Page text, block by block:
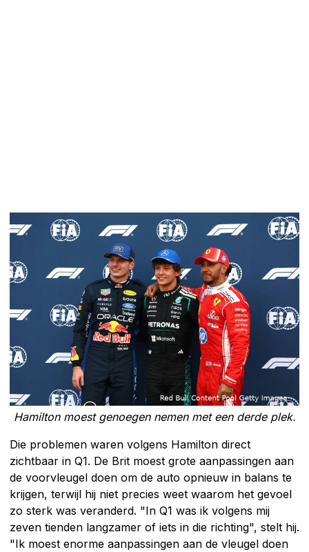
Hamilton moest genoegen nemen met een derde plek.
Die problemen waren volgens Hamilton direct
zichtbaar in Q1. De Brit moest grote aanpassingen aan
de voorvleugel doen om de auto opnieuw in balans te
krijgen, terwijl hij niet precies weet waarom het gevoel
zo sterk was veranderd. "In Q1 was ik volgens mij
zeven tienden langzamer of iets in die richting", stelt hij.
"Ik moest enorme aanpassingen aan de vleugel doen